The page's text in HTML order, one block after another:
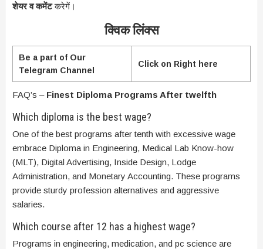
शेयर व कमेंटकरेगें।
क्विक लिंक्स
Be a part of Our
Telegram Channel
Click on Right here
FAQ’s – Finest Diploma Programs After twelfth
Which diploma is the best wage?
One of the best programs after tenth with excessive wage
embrace Diploma in Engineering, Medical Lab Know-how
(MLT), Digital Advertising, Inside Design, Lodge
Administration, and Monetary Accounting. These programs
provide sturdy profession alternatives and aggressive
salaries.
Which course after 12 has a highest wage?
Programs in engineering, medication, and pc science are